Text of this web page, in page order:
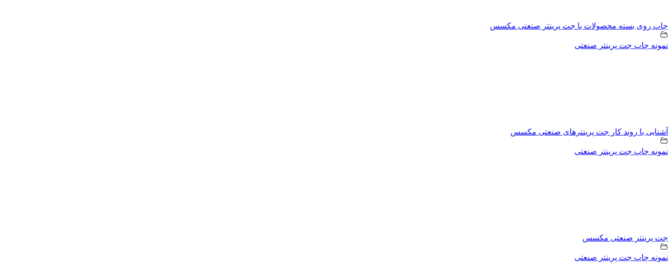
چاپ روی بسته محصولات با جت پرینتر صنعتی مکسس
نمونه چاپ جت پرینتر صنعتی
آشنایی با روند کار جت پرینترهای صنعتی مکسس
نمونه چاپ جت پرینتر صنعتی
جت پرینتر صنعتی مکسس
نمونه چاپ جت پرینتر صنعتی